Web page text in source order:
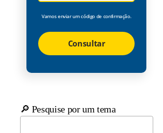
Vamos enviar um código de confirmação.
Consultar
🔎 Pesquise por um tema